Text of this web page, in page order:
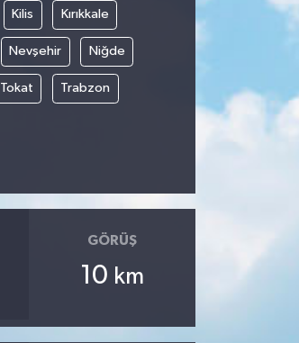
Kilis Kırıkkale
Nevşehir Niğde
Tokat Trabzon
GÖRÜŞ
10 km